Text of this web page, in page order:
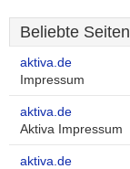
Beliebte Seiten
aktiva.de
Impressum
aktiva.de
Aktiva Impressum
aktiva.de